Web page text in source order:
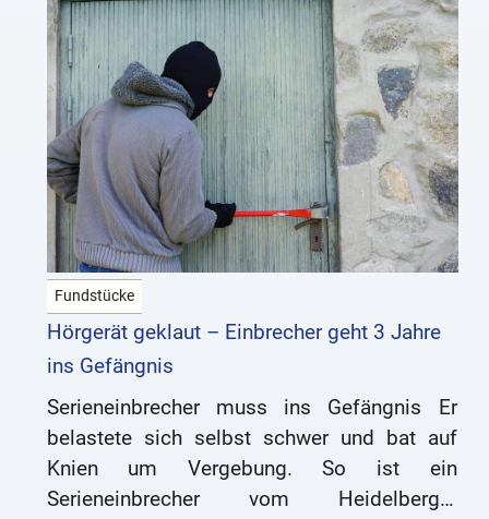
Fundstücke
Hörgerät geklaut – Einbrecher geht 3 Jahre
ins Gefängnis
Serieneinbrecher muss ins Gefängnis Er
belastete sich selbst schwer und bat auf
Knien um Vergebung. So ist ein
Serieneinbrecher vom Heidelberger